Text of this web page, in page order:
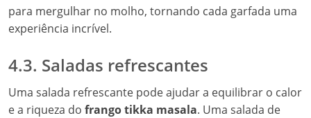
para mergulhar no molho, tornando cada garfada uma
experiência incrível.
4.3. Saladas refrescantes
Uma salada refrescante pode ajudar a equilibrar o calor
e a riqueza do frango tikka masala. Uma salada de